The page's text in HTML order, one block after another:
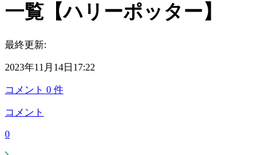
一覧【ハリーポッター】
最終更新:
2023年11月14日17:22
コメント 0 件
コメント
0